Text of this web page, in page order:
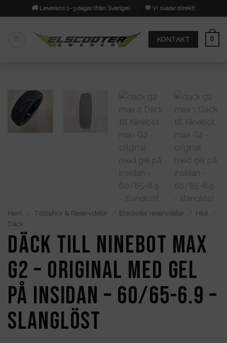
to
🚚 Leverans 1–3 dagar (från Sverige) 💬 Vi svarar direkt!
KONTAKT 0
Hem Tillbehör & Reservdelar Elscooter reservdelar Hjul
Däck
Däck till Ninebot max
G2 – original med gel
på insidan – 60/65-6.9 –
slanglöst